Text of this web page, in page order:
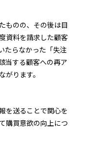
ものの、その後は目
資料を請求した顧客
たらなかった「失注
当する顧客への再ア
ります。
を送ることで関心を
購買意欲の向上につ